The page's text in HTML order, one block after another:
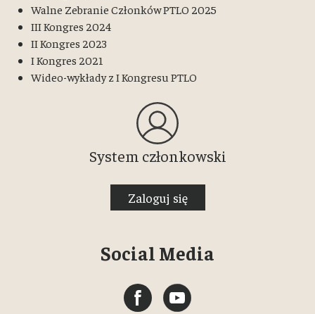
Walne Zebranie Członków PTLO 2025
III Kongres 2024
II Kongres 2023
I Kongres 2021
Wideo-wykłady z I Kongresu PTLO
System członkowski
Zaloguj się
Social Media